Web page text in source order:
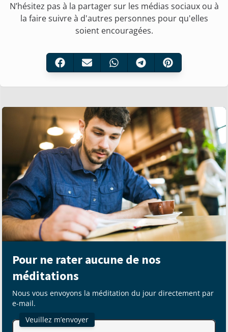
N’hésitez pas à la partager sur les médias sociaux ou à
la faire suivre à d'autres personnes pour qu'elles
soient encouragées.
Pour ne rater aucune de nos
méditations
Nous vous envoyons la méditation du jour directement par
e-mail.
Veuillez m’envoyer